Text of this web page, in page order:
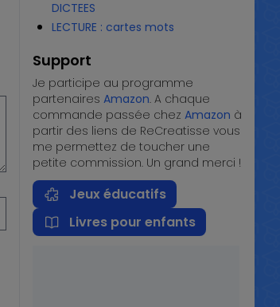
DICTEES
LECTURE : cartes mots
Support
Je participe au programme
partenaires Amazon. A chaque
commande passée chez Amazon à
partir des liens de ReCreatisse vous
me permettez de toucher une
petite commission. Un grand merci !
Jeux éducatifs
Livres pour enfants